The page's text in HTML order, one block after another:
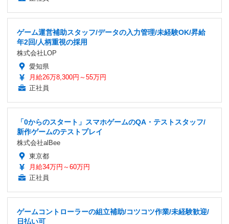
ゲーム運営補助スタッフ/データの入力管理/未経験OK/昇給
年2回/人柄重視の採用
株式会社LOP
愛知県
月給26万8,300円～55万円
正社員
「0からのスタート」スマホゲームのQA・テストスタッフ/
新作ゲームのテストプレイ
株式会社alBee
東京都
月給34万円～60万円
正社員
ゲームコントローラーの組立補助/コツコツ作業/未経験歓迎/
日払い可